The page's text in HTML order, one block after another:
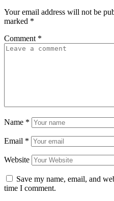
Your email address will not be
marked *
Comment *
Name *
Email *
Website
Save my name, email, and
time I comment.